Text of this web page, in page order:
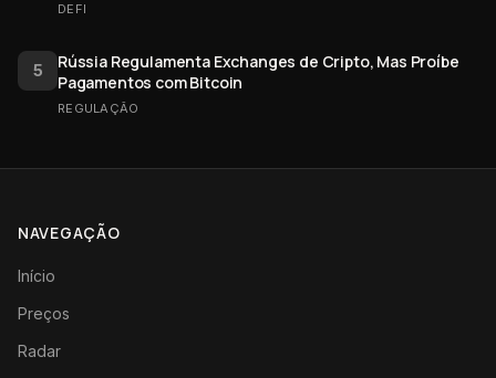
DEFI
5
Rússia Regulamenta Exchanges de Cripto, Mas Proíbe
Pagamentos com Bitcoin
REGULAÇÃO
NAVEGAÇÃO
Início
Preços
Radar